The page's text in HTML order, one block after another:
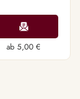
ab 5,00 €